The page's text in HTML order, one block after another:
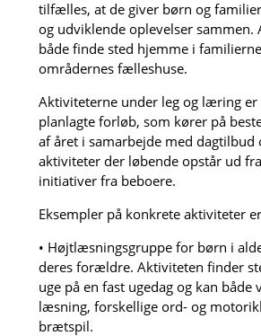
tilfælles, at de giver børn og
og udviklende oplevelser sammen.
både finde sted hjemme i
områdernes fælleshuse.
Aktiviteterne under leg og læring er
planlagte forløb, som kører på
af året i samarbejde med dagtilbud
aktiviteter der løbende opstår ud
initiativer fra beboere.
Eksempler på konkrete aktiviteter
• Højtlæsningsgruppe for børn i
deres forældre. Aktiviteten finder
uge på en fast ugedag og kan
læsning, forskellige ord- og
brætspil.